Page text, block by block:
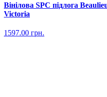
Вінілова SPC підлога
Victoria
1597.00 грн.